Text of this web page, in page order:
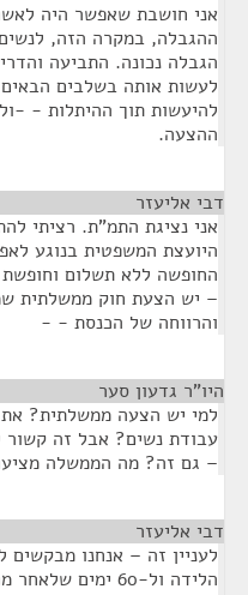
ההגבלה, במקרה הזה,
לעשות אותה בשלבים
להיעשות תוך ההיתלות - -
ההצעה.
דבי אליעזר
אני נציגת התמ"ת. רציתי
היועצת המשפטית בנוגע
החופשה ללא תשלום
– יש הצעת חוק ממשלתית
והרווחה של הכנסת - -
היו"ר גדעון סער
למי יש הצעה ממשלתית?
עבודת נשים? אבל זה קשור
– גם זה? מה הממשלה
דבי אליעזר
לעניין זה – אנחנו
הלידה ול-60